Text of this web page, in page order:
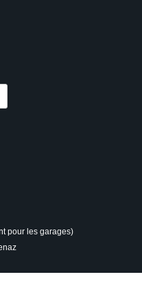
pour les garages)